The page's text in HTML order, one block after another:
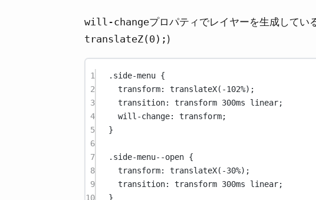
will-changeプロパティでレイヤーを生成してい
translateZ(0); )
1 .side-menu {
2
transform: translateX( -102%);
3
transition: transform 300ms linear;
4
will-change: transform;
5
}
6
7
.side-menu--open {
8
transform: translateX( -30%);
9
transition: transform 300ms linear;
10
}